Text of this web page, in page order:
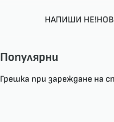
НАПИШИ
Популярни
Грешка при зареждане на